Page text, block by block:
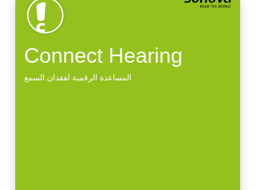
Connect Hearing
المساعدة الرقمية لفقدان السمع